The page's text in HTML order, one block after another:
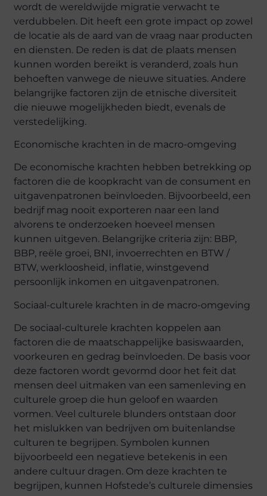
wordt de wereldwijde migratie verwacht te
verdubbelen. Dit heeft een grote impact op zowel
de locatie als de aard van de vraag naar producten
en diensten. De reden is dat de plaats mensen
kunnen worden bereikt is veranderd, zoals hun
behoeften vanwege de nieuwe situaties. Andere
belangrijke factoren zijn de etnische diversiteit
die nieuwe mogelijkheden biedt, evenals de
verstedelijking.
Economische krachten in de macro-omgeving
De economische krachten hebben betrekking op
factoren die de koopkracht van de consument en
uitgavenpatronen beïnvloeden. Bijvoorbeeld, een
bedrijf mag nooit exporteren naar een land
alvorens te onderzoeken hoeveel mensen
kunnen uitgeven. Belangrijke criteria zijn: BBP,
BBP, reële groei, BNI, invoerrechten en BTW /
BTW, werkloosheid, inflatie, winstgevend
persoonlijk inkomen en uitgavenpatronen.
Sociaal-culturele krachten in de macro-omgeving
De sociaal-culturele krachten koppelen aan
factoren die de maatschappelijke basiswaarden,
voorkeuren en gedrag beïnvloeden. De basis voor
deze factoren wordt gevormd door het feit dat
mensen deel uitmaken van een samenleving en
culturele groep die hun geloof en waarden
vormen. Veel culturele blunders ontstaan ​​door
het mislukken van bedrijven om buitenlandse
culturen te begrijpen. Symbolen kunnen
bijvoorbeeld een negatieve betekenis in een
andere cultuur dragen. Om deze krachten te
begrijpen, kunnen Hofstede’s culturele dimensies